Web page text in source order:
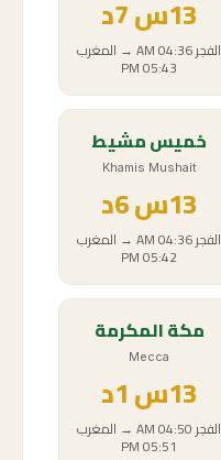
13س
الفجر04:36 AM
→ المغرب
05:43 PM
خميس مشيط
Khamis Mushait
13س
الفجر04:36 AM
→ المغرب
05:42 PM
مكة المكرمة
Mecca
13س
الفجر04:50 AM
→ المغرب
05:51 PM